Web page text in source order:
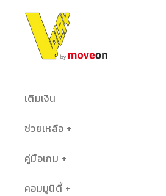
เติมเงิน
ช่วยเหลือ
คู่มือเกม
คอมมูนิตี้